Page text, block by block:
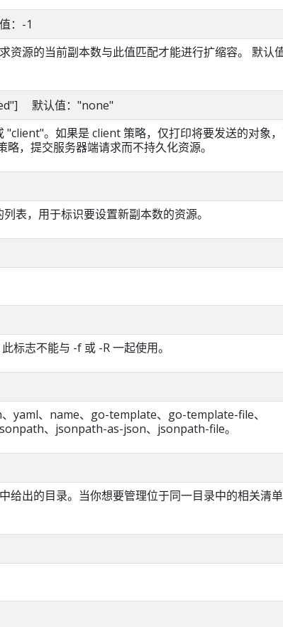
：-1
资源的当前副本数与此值匹配才能进行扩缩容。 默认
默认值："none"
。如果是 client 策略，仅打印将要发送的对象
，提交服务器端请求而不持久化资源。
表，用于标识要设置新副本数的资源。
标志不能与 -f 或 -R 一起使用。
yaml、name、go-template、go-template-file、
、jsonpath-as-json、jsonpath-file。
给出的目录。当你想要管理位于同一目录中的相关清